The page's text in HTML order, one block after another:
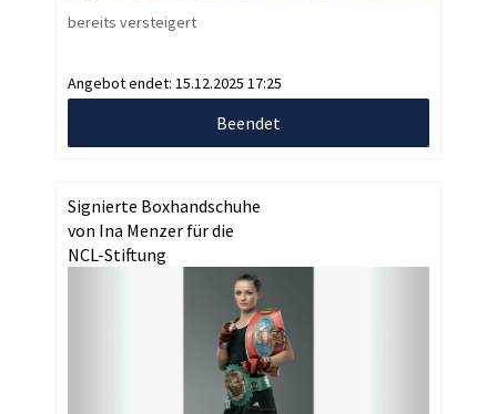
bereits versteigert
Angebot endet: 15.12.2025 17:25
Beendet
Signierte Boxhandschuhe
von Ina Menzer für die
NCL-Stiftung